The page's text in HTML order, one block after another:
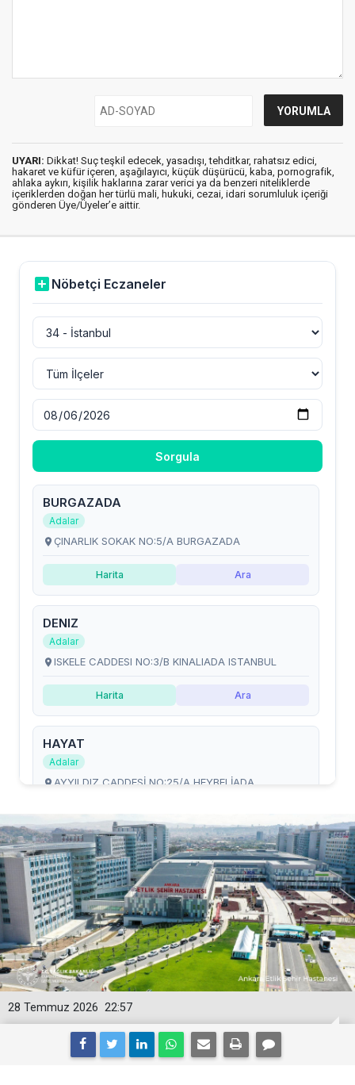
UYARI: Dikkat! Suç teşkil edecek, yasadışı, tehditkar, rahatsız edici,
hakaret ve küfür içeren, aşağılayıcı, küçük düşürücü, kaba, pornografik,
ahlaka aykırı, kişilik haklarına zarar verici ya da benzeri niteliklerde
içeriklerden doğan her türlü mali, hukuki, cezai, idari sorumluluk içeriği
gönderen Üye/Üyeler’e aittir.
22:57
28 Temmuz 2026